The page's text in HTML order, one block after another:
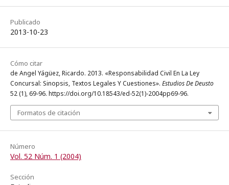
Publicado
2013-10-23
Cómo citar
de Angel Yágüez, Ricardo. 2013. «Responsabilidad Civil En La Ley
Concursal: Sinopsis, Textos Legales Y Cuestiones». Estudios De Deusto
52 (1), 69-96. https://doi.org/10.18543/ed-52(1)-2004pp69-96.
Formatos de citación
Número
Vol. 52 Núm. 1 (2004)
Sección